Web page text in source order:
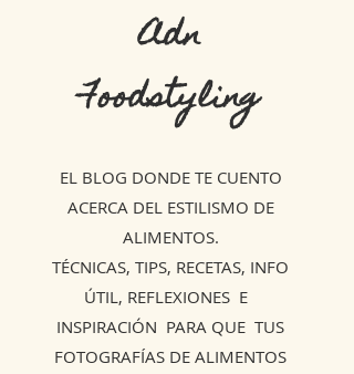
Adn
Foodstyling
EL BLOG DONDE TE CUENTO
ACERCA DEL ESTILISMO DE
ALIMENTOS.
TÉCNICAS, TIPS, RECETAS, INFO
ÚTIL, REFLEXIONES E
INSPIRACIÓN PARA QUE TUS
FOTOGRAFÍAS DE ALIMENTOS